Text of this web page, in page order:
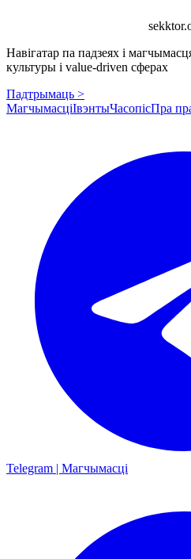
Навігатар па падзеях і
культуры і value-driven сферах
Падтрымаць >
МагчымасціІвэнтыЧасопісПра
Telegram | Магчымасці